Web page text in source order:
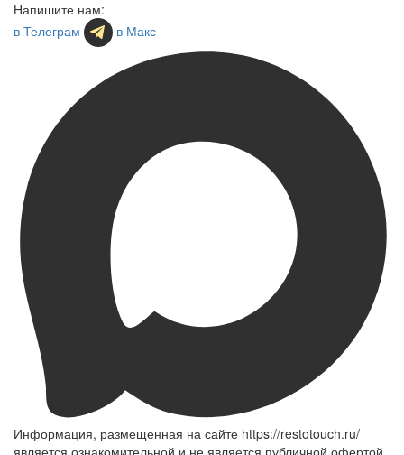
Напишите нам:
в Телеграм
в Макс
Информация, размещенная на сайте https://restotouch.ru/
является ознакомительной и не является публичной офертой,